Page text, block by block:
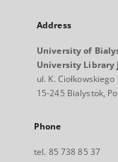
Address
University of
University Library
ul. K. Ciołkowskiego
15-245 Bialystok,
Phone
tel. 85 738 85 37